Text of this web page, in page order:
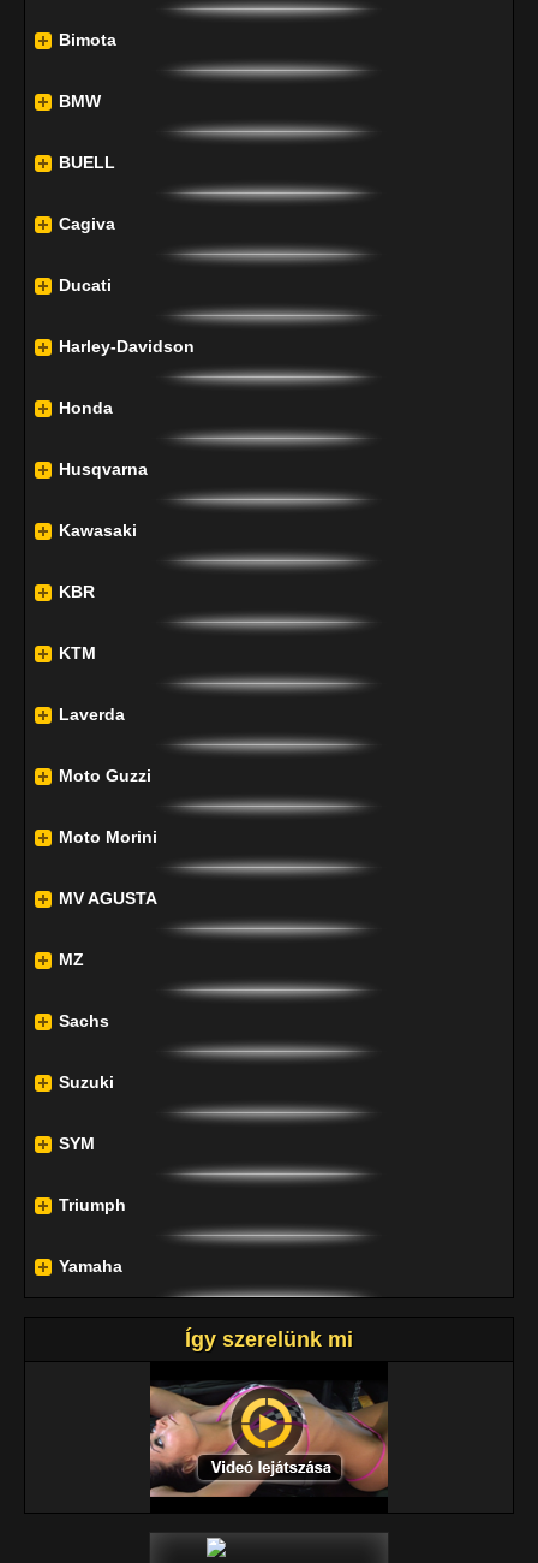
Bimota
BMW
BUELL
Cagiva
Ducati
Harley-Davidson
Honda
Husqvarna
Kawasaki
KBR
KTM
Laverda
Moto Guzzi
Moto Morini
MV AGUSTA
MZ
Sachs
Suzuki
SYM
Triumph
Yamaha
Így szerelünk mi